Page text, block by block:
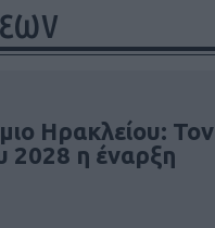
Ηρακλείου: Τον
2028 η έναρξη